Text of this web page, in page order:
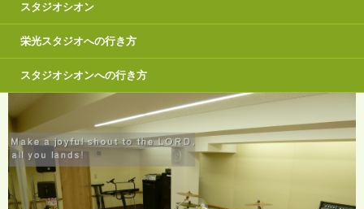
スタジオシオン
栄光スタジオへの行き方
スタジオシオンへの行き方